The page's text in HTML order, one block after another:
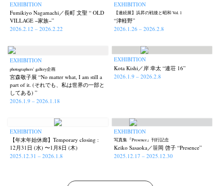
EXHIBITION
Fumikiyo Nagamachi／長町 文聖 “ OLD
VILLAGE −家族−”
2026.2.12 – 2026.2.22
EXHIBITION
【連続展】浜昇の戦後と昭和 Vol. 1
“津軽野”
2026.1.26 – 2026.2.8
EXHIBITION
photographers’ gallery企画
宮森敬子展 “No matter what, I am still a
part of it. (それでも、私は世界の一部と
してある) ”
2026.1.9 – 2026.1.18
EXHIBITION
Kota Kishi／岸 幸太 “連荘 16”
2026.1.9 – 2026.2.8
EXHIBITION
【年末年始休廊】Temporary closing :
12月31日 (水) 〜1月8日 (木)
2025.12.31 – 2026.1.8
EXHIBITION
写真集『Presence』刊行記念
Keiko Sasaoka／笹岡 啓子 “Presence”
2025.12.17 – 2025.12.30